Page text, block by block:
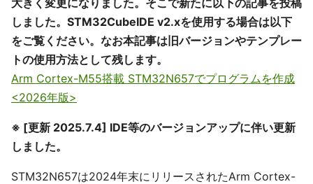
大きく変更になりました。そこで新たに以下の記事を投稿
しました。STM32CubeIDE v2.xを使用する場合は以下
をご覧ください。なお本記事は旧バージョンやテンプレー
トの使用方法として残します。
Arm Cortex-M55搭載 STM32N657でプログラムを作成
<2026年版>
※ [更新 2025.7.4] IDE等のバージョンアップに伴い更新
しました。
STM32N657は2024年末にリリースされたArm Cortex-